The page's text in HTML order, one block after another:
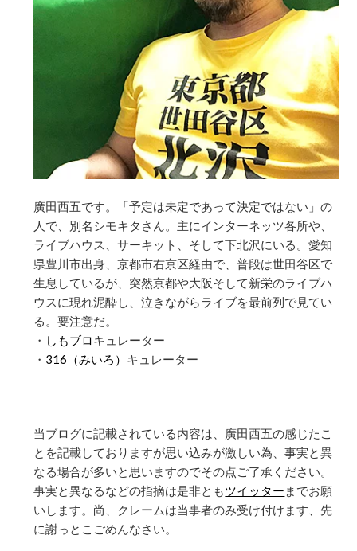
廣田西五です。「予定は未定であって決定ではない」の
人で、別名シモキタさん。主にインターネッツ各所や、
ライブハウス、サーキット、そして下北沢にいる。愛知
県豊川市出身、京都市右京区経由で、普段は世田谷区で
生息しているが、突然京都や大阪そして新栄のライブハ
ウスに現れ泥酔し、泣きながらライブを最前列で見てい
る。要注意だ。
・ しもブロキュレーター
・ 316（みいろ） キュレーター
当ブログに記載されている内容は、廣田西五の感じたこ
とを記載しておりますが思い込みが激しい為、事実と異
なる場合が多いと思いますのでその点ご了承ください。
事実と異なるなどの指摘は是非ともツイッター までお願
いします。尚、クレームは当事者のみ受け付けます、先
に謝っとこごめんなさい。